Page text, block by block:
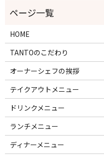
HOME
TANTOのこだわり
オーナーシェフの挨拶
テイクアウトメニュー
ドリンクメニュー
ランチメニュー
ディナーメニュー